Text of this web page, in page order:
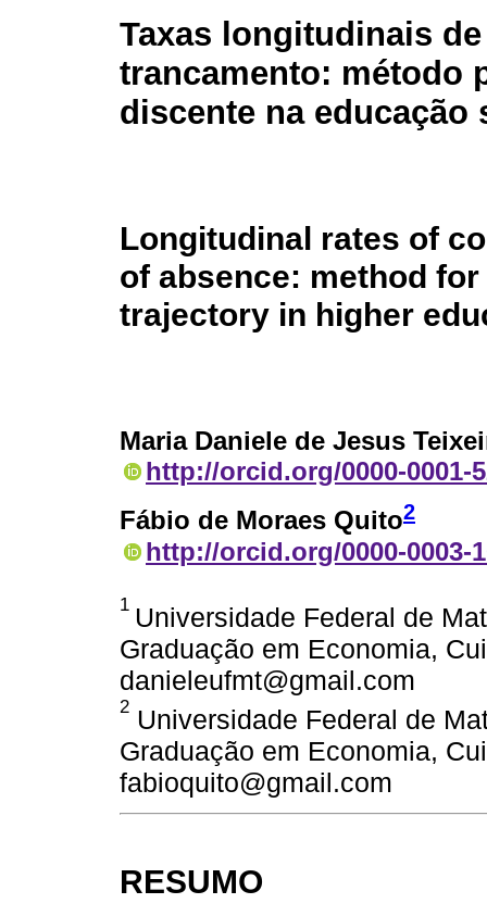
Taxas longitudinais
trancamento: método
discente na educação
Longitudinal rates of
of absence: method
trajectory in higher
Maria Daniele de Jesus
http://orcid.org/0000-0001-
Fábio de Moraes Quito2
http://orcid.org/0000-0003-
1 Universidade Federal de
Graduação em Economia,
danieleufmt@gmail.com
2 Universidade Federal de
Graduação em Economia,
fabioquito@gmail.com
RESUMO